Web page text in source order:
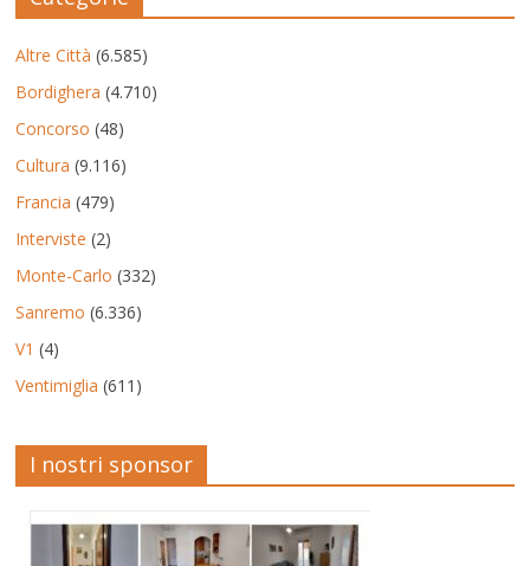
Altre Città (6.585)
Bordighera (4.710)
Concorso (48)
Cultura (9.116)
Francia (479)
Interviste (2)
Monte-Carlo (332)
Sanremo (6.336)
V1 (4)
Ventimiglia (611)
I nostri sponsor